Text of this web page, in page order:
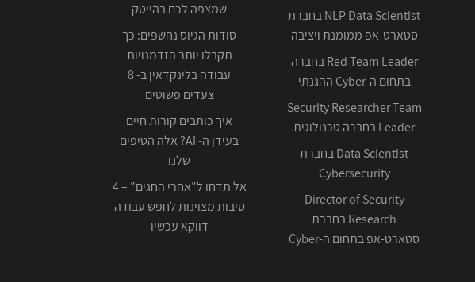
NLP Data Scientist בחברת
סטארט-אפ ממומנת ויציבה
Red Team Leader בחברה
בתחום ה-Cyber ההגנתי
Security Researcher Team
Leader בחברה טכנולוגית
Data Scientist בחברת
Cybersecurity
Director of Security
Research בחברת
סטארט-אפ בתחום ה-Cyber
שמצפה לכם בהייטק
סודות הגיוס נחשפים: כך
תקבלו יותר הזדמנויות
עבודה בלינקדאין ב- 8
צעדים פשוטים
איך כותבים קורות חיים
בעידן ה- AI? אלה הטיפים
שלנו
אל תדחו ל"אחרי החגים" – 4
סיבות מצוינות לחפש עבודה
דווקא עכשיו